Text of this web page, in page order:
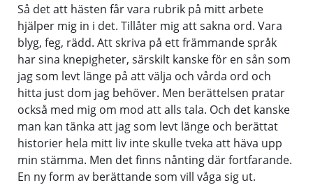
Så det att hästen får vara rubrik på mitt arbete
hjälper mig in i det. Tillåter mig att sakna ord. Vara
blyg, feg, rädd. Att skriva på ett främmande språk
har sina knepigheter, särskilt kanske för en sån som
jag som levt länge på att välja och vårda ord och
hitta just dom jag behöver. Men berättelsen pratar
också med mig om mod att alls tala. Och det kanske
man kan tänka att jag som levt länge och berättat
historier hela mitt liv inte skulle tveka att häva upp
min stämma. Men det finns nånting där fortfarande.
En ny form av berättande som vill våga sig ut.